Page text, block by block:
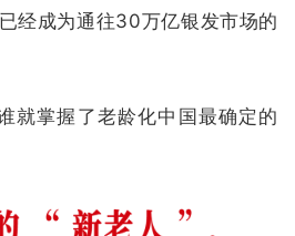
经成为通往30万亿银发市场的
就掌握了老龄化中国最确定的